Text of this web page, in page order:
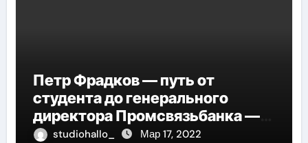
Петр Фрадков — путь от
студента до генерального
директора Промсвязьбанка —
биография и рост в банковской
studiohallo_ Мар 17, 2022